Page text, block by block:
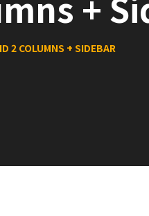
2 COLUMNS + SIDEBAR